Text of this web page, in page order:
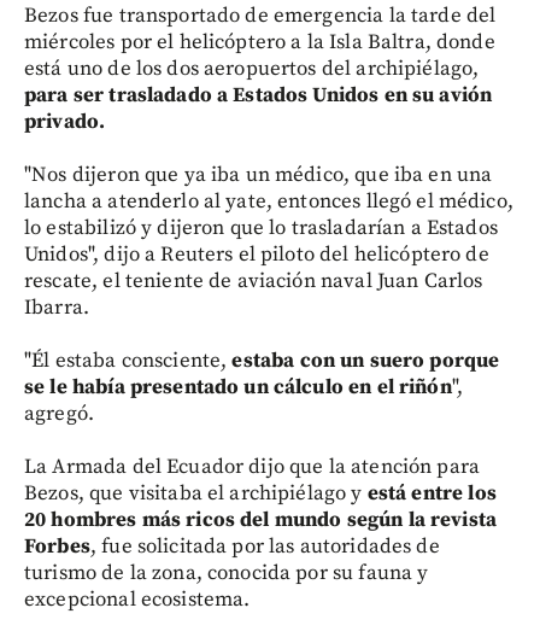
Bezos fue transportado de emergencia la tarde del
miércoles por el helicóptero a la Isla Baltra, donde
está uno de los dos aeropuertos del archipiélago,
para ser trasladado a Estados Unidos en su avión
privado.
"Nos dijeron que ya iba un médico, que iba en una
lancha a atenderlo al yate, entonces llegó el médico,
lo estabilizó y dijeron que lo trasladarían a Estados
Unidos", dijo a Reuters el piloto del helicóptero de
rescate, el teniente de aviación naval Juan Carlos
Ibarra.
"Él estaba consciente,estaba con un suero porque
se le había presentado un cálculo en el riñón",
agregó.
La Armada del Ecuador dijo que la atención para
Bezos, que visitaba el archipiélago y está entre los
20 hombres más ricos del mundo según la revista
Forbes, fue solicitada por las autoridades de
turismo de la zona, conocida por su fauna y
excepcional ecosistema.